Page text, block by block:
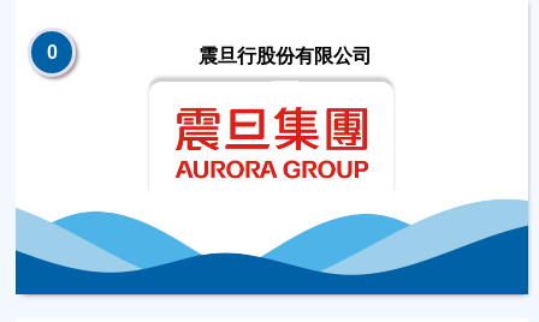
0 震旦行股份有限公司